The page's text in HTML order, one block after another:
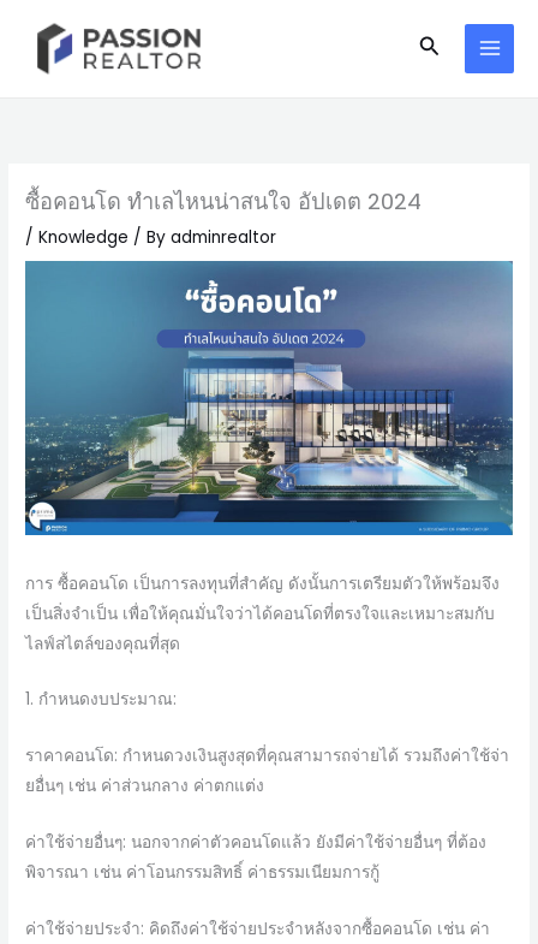
content
Search
ซื้อคอนโด ทำเลไหนน่าสนใจ อัปเดต 2024
/Knowledge / Byadminrealtor
การ ซื้อคอนโด เป็นการลงทุนที่สำคัญ ดังนั้นการเตรียมตัวให้พร้อมจึง
เป็นสิ่งจำเป็น เพื่อให้คุณมั่นใจว่าได้คอนโดที่ตรงใจและเหมาะสมกับ
ไลฟ์สไตล์ของคุณที่สุด
1. กำหนดงบประมาณ:
ราคาคอนโด: กำหนดวงเงินสูงสุดที่คุณสามารถจ่ายได้ รวมถึงค่าใช้จ่า
ยอื่นๆ เช่น ค่าส่วนกลาง ค่าตกแต่ง
ค่าใช้จ่ายอื่นๆ: นอกจากค่าตัวคอนโดแล้ว ยังมีค่าใช้จ่ายอื่นๆ ที่ต้อง
พิจารณา เช่น ค่าโอนกรรมสิทธิ์ ค่าธรรมเนียมการกู้
ค่าใช้จ่ายประจำ: คิดถึงค่าใช้จ่ายประจำหลังจากซื้อคอนโด เช่น ค่า